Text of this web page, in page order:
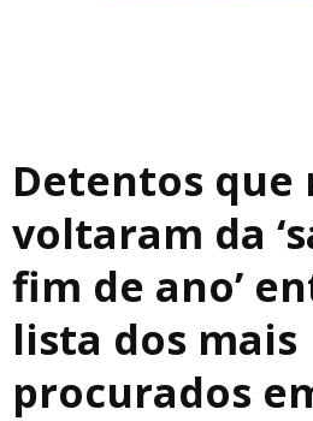
Detentos que
voltaram da
fim de ano’
lista dos mais
procurados